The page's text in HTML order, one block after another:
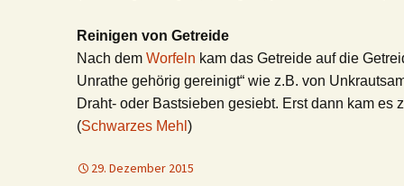
Reinigen von Getreide
Nach dem Worfeln kam das Getreide auf die
Unrathe gehörig gereinigt“ wie z.B. von
Draht- oder Bastsieben gesiebt. Erst dann kam es
(Schwarzes Mehl )
29. Dezember 2015